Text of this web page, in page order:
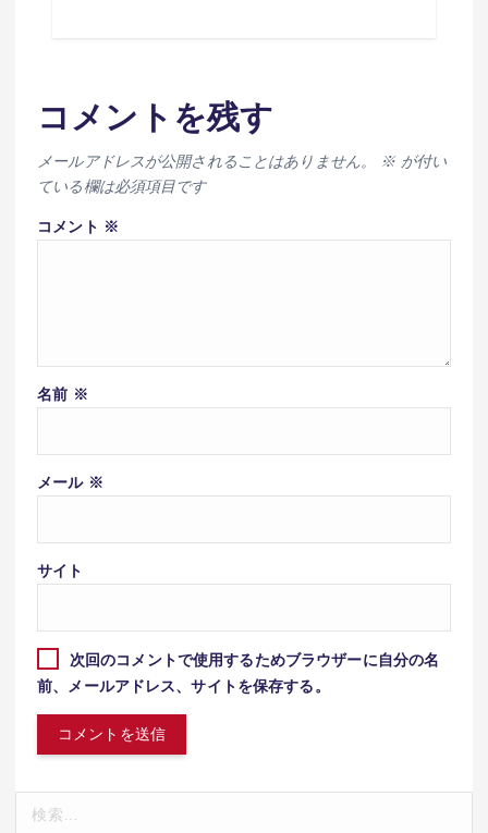
コメントを残す
メールアドレスが公開されることはありません。 ※が付い
ている欄は必須項目です
コメント ※
名前 ※
メール ※
サイト
次回のコメントで使用するためブラウザーに自分の名
前、メールアドレス、サイトを保存する。